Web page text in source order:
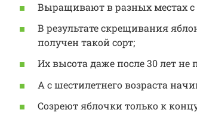
Выращивают в разных местах
В результате скрещивания
получен такой сорт;
Их высота даже после 30 лет не
А с шестилетнего возраста
Созреют яблочки только к